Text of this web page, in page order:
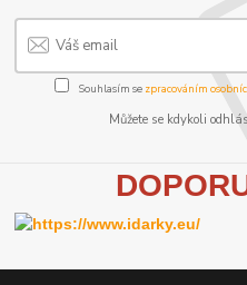
Souhlasím se zpracováním
Můžete se kdykoli
D